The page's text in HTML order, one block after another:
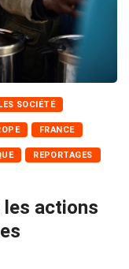
SOCIÉTÉ
FRANCE
REPORTAGES
les actions